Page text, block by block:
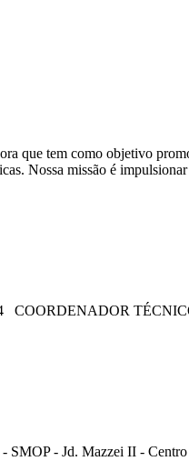
que tem como objetivo
Nossa missão é
COORDENADOR
- Jd. Mazzei II -